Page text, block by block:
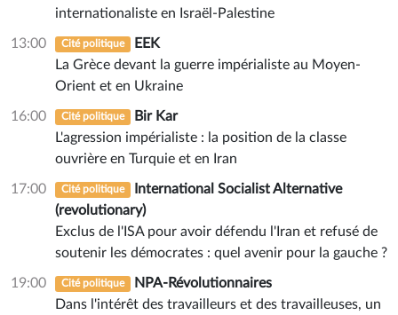
internationaliste en Israël-Palestine
13:00 Cité politique
EEK
La Grèce devant la guerre impérialiste au Moyen-
Orient et en Ukraine
16:00 Cité politique
Bir Kar
L'agression impérialiste : la position de la classe
ouvrière en Turquie et en Iran
17:00 Cité politique
International Socialist Alternative
(revolutionary)
Exclus de l'ISA pour avoir défendu l'Iran et refusé de
soutenir les démocrates : quel avenir pour la gauche ?
19:00 Cité politique
NPA-Révolutionnaires
Dans l'intérêt des travailleurs et des travailleuses, un